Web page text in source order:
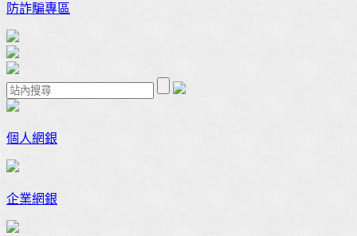
防詐騙專區
個人網銀
企業網銀